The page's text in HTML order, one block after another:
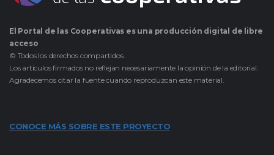
El Portal de las Cooperativas es una producción digital de libre
acceso
© Todos los derechos compartidos.
Los artículos firmados no reflejan necesariamente la opinión de la editorial.
Agradecemos citar la fuente cuando reproduzcan este material.
CONOCE MÁS SOBRE ESTE PROYECTO